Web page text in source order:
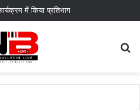
में किया प्रतिभाग